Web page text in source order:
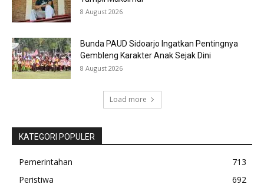
8 August 2026
Bunda PAUD Sidoarjo Ingatkan Pentingnya
Gembleng Karakter Anak Sejak Dini
8 August 2026
Load more
KATEGORI POPULER
Pemerintahan
713
Peristiwa
692